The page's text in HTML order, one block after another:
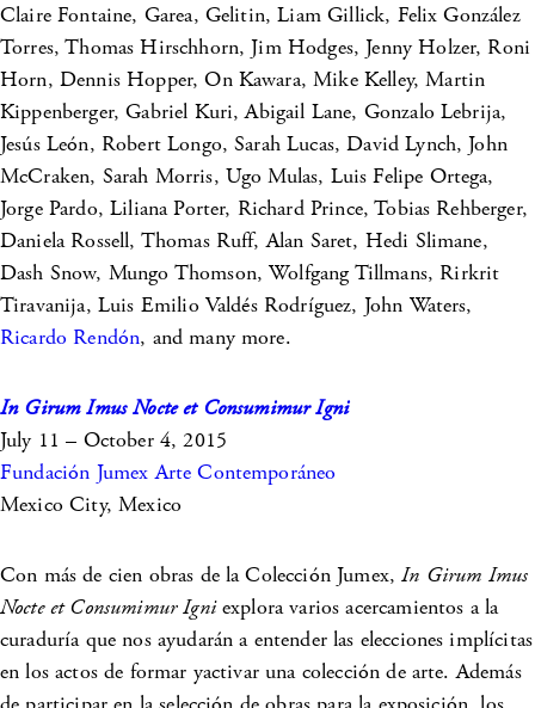
Claire Fontaine, Garea, Gelitin, Liam Gillick, Felix González
Torres, Thomas Hirschhorn, Jim Hodges, Jenny Holzer, Roni
Horn, Dennis Hopper, On Kawara, Mike Kelley, Martin
Kippenberger, Gabriel Kuri, Abigail Lane, Gonzalo Lebrija,
Jesús León, Robert Longo, Sarah Lucas, David Lynch, John
McCraken, Sarah Morris, Ugo Mulas, Luis Felipe Ortega,
Jorge Pardo, Liliana Porter, Richard Prince, Tobias Rehberger,
Daniela Rossell, Thomas Ruff, Alan Saret, Hedi Slimane,
Dash Snow, Mungo Thomson, Wolfgang Tillmans, Rirkrit
Tiravanija, Luis Emilio Valdés Rodríguez, John Waters,
Ricardo Rendón, and many more.
In GirumImus Nocte et Consumimur Igni
July 11 – October 4, 2015
Fundación Jumex Arte Contemporáneo
Mexico City, Mexico
Con más de cien obras de la Colección Jumex,In Girum Imus
Nocte et Consumimur Igniexplora varios acercamientos a la
curaduría que nos ayudarán a entender las elecciones implícitas
en los actos de formar yactivar una colección de arte. Además